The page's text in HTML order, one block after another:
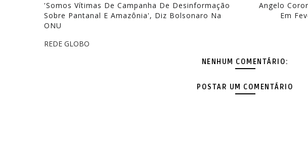
'Somos Vítimas De Campanha De Desinformação
Sobre Pantanal E Amazônia', Diz Bolsonaro Na
ONU
Angelo
Em
REDE GLOBO
NENHUM COMENTÁRIO:
POSTAR UM COMENTÁRIO